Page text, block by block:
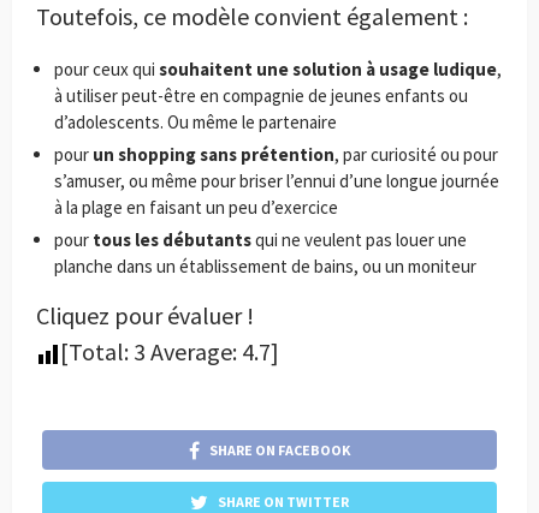
Toutefois, ce modèle convient également :
pour ceux qui souhaitent une solution à usage ludique,
à utiliser peut-être en compagnie de jeunes enfants ou
d’adolescents. Ou même le partenaire
pour un shopping sans prétention, par curiosité ou pour
s’amuser, ou même pour briser l’ennui d’une longue journée
à la plage en faisant un peu d’exercice
pour tous les débutantsqui ne veulent pas louer une
planche dans un établissement de bains, ou un moniteur
Cliquez pour évaluer !
[Total: 3 Average: 4.7]
SHARE ON FACEBOOK
SHARE ON TWITTER